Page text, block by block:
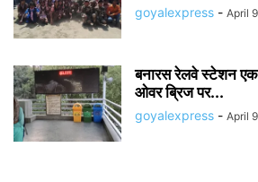
goyalexpress - April
बनारस रेलवे स्टेशन
ओवर ब्रिज पर...
goyalexpress - April